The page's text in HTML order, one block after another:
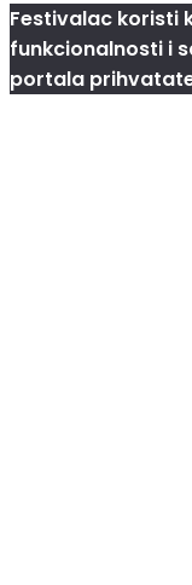
Festivalac koristi
funkcionalnosti i
portala